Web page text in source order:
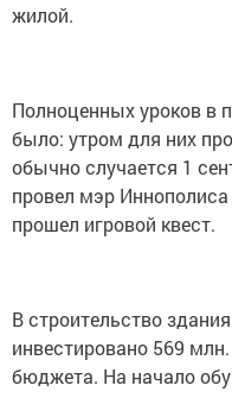
жилой.
Полноценных уроков в
было: утром для них
обычно случается 1
провел мэр
прошел игровой квест.
В строительство
инвестировано 569
бюджета. На начало